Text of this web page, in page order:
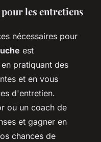
les entretiens
nécessaires pour
est
pratiquant des
et en vous
d'entretien.
ou un coach de
et gagner en
chances de